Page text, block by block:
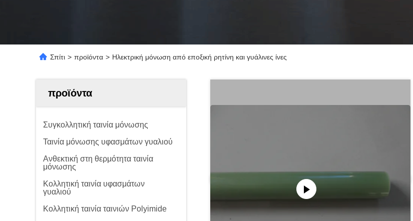
Σπίτι > προϊόντα > Ηλεκτρική μόνωση από εποξική ρητίνη και γυάλινες ίνες
προϊόντα
Συγκολλητική ταινία μόνωσης
Ταινία μόνωσης υφασμάτων γυαλιού
Ανθεκτική στη θερμότητα ταινία
μόνωσης
Κολλητική ταινία υφασμάτων
γυαλιού
Κολλητική ταινία ταινιών Polyimide